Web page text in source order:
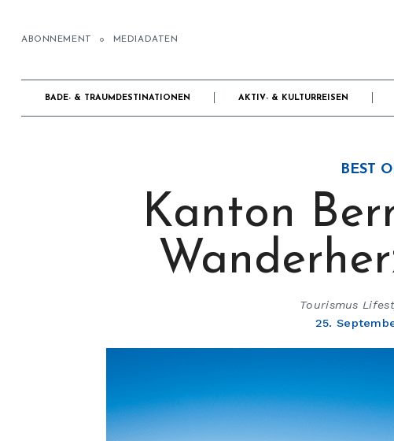
ABONNEMENT MEDIADATEN
BADE- & TRAUMDESTINATIONEN AKTIV- & KULTURREISEN
BEST
Kanton
Tourismus
25.